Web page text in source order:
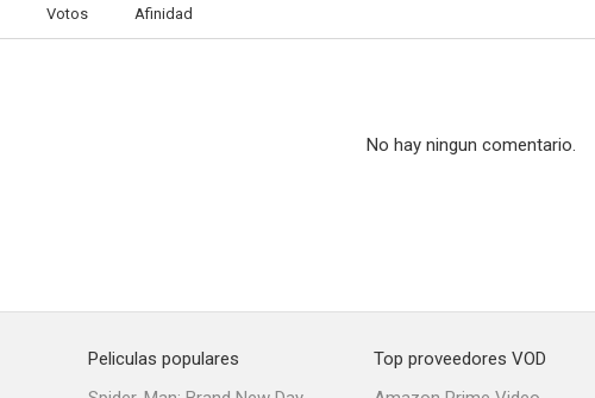
Votos Afinidad
No hay ningun comentario.
Peliculas populares
Top proveedores VOD